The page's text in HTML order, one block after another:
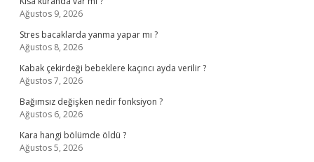
Ağustos 9, 2026
Stres bacaklarda yanma yapar mı ?
Ağustos 8, 2026
Kabak çekirdeği bebeklere kaçıncı ayda verilir ?
Ağustos 7, 2026
Bağımsız değişken nedir fonksiyon ?
Ağustos 6, 2026
Kara hangi bölümde öldü ?
Ağustos 5, 2026